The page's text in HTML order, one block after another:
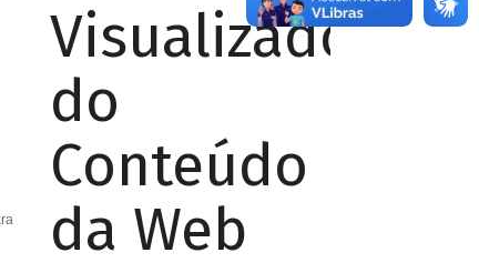
Visualizador
do
Conteúdo
da Web